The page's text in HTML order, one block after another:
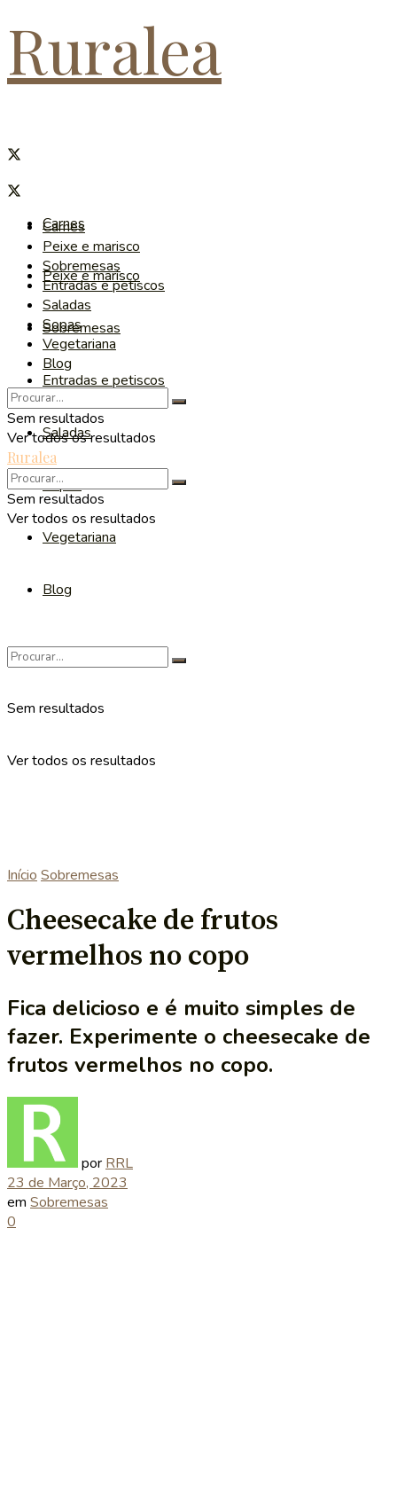
Ruralea
Carnes
Peixe e marisco
Sobremesas
Entradas e petiscos
Saladas
Sopas
Vegetariana
Blog
Sem resultados
Ver todos os resultados
Carnes
Peixe e marisco
Sobremesas
Entradas e petiscos
Saladas
Sopas
Vegetariana
Blog
Sem resultados
Ver todos os resultados
Ruralea
Sem resultados
Ver todos os resultados
Início Sobremesas
Cheesecake de frutos
vermelhos no copo
Fica delicioso e é muito simples de
fazer. Experimente o cheesecake de
frutos vermelhos no copo.
por RRL
23 de Março, 2023
em Sobremesas
0